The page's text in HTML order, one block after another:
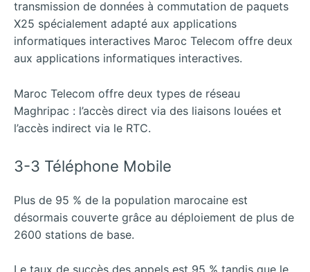
transmission de données à commutation de paquets
X25 spécialement adapté aux applications
informatiques interactives Maroc Telecom offre deux
aux applications informatiques interactives.
Maroc Telecom offre deux types de réseau
Maghripac : l’accès direct via des liaisons louées et
l’accès indirect via le RTC.
3-3 Téléphone Mobile
Plus de 95 % de la population marocaine est
désormais couverte grâce au déploiement de plus de
2600 stations de base.